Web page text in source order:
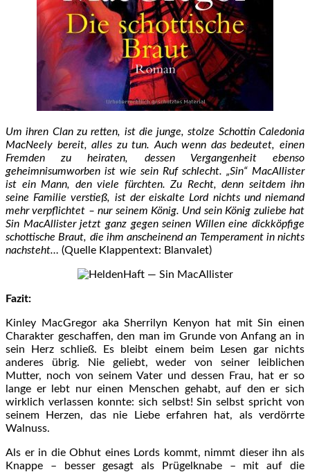
Um ihren Clan zu retten, ist die junge, stolze Schottin Caledonia
MacNeely bereit, alles zu tun. Auch wenn das bedeutet, einen
Fremden zu heiraten, dessen Vergangenheit ebenso
geheimnisumworben ist wie sein Ruf schlecht. „Sin“ MacAllister
ist ein Mann, den viele fürchten. Zu Recht, denn seitdem ihn
seine Familie verstieß, ist der eiskalte Lord nichts und niemand
mehr verpflichtet – nur seinem König. Und sein König zuliebe hat
Sin MacAllister jetzt ganz gegen seinen Willen eine dickköpfige
schottische Braut, die ihm anscheinend an Temperament in nichts
nachsteht… (Quelle Klappentext: Blanvalet)
Fazit:
Kinley MacGregor aka Sherrilyn Kenyon hat mit Sin einen
Charakter geschaffen, den man im Grunde von Anfang an in
sein Herz schließ. Es bleibt einem beim Lesen gar nichts
anderes übrig. Nie geliebt, weder von seiner leiblichen
Mutter, noch von seinem Vater und dessen Frau, hat er so
lange er lebt nur einen Menschen gehabt, auf den er sich
wirklich verlassen konnte: sich selbst! Sin selbst spricht von
seinem Herzen, das nie Liebe erfahren hat, als verdörrte
Walnuss.
Als er in die Obhut eines Lords kommt, nimmt dieser ihn als
Knappe – besser gesagt als Prügelknabe – mit auf die